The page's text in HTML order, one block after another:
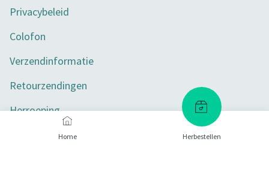
Home Herbestellen
Privacybeleid
Colofon
Verzendinformatie
Retourzendingen
Herroeping
Toegankelijkheid